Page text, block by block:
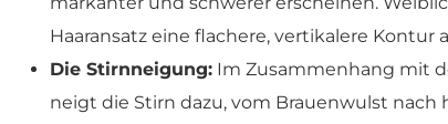
Haaransatz eine flachere, vertikalere Kontur
Die Stirnneigung: Im Zusammenhang mit
neigt die Stirn dazu, vom Brauenwulst